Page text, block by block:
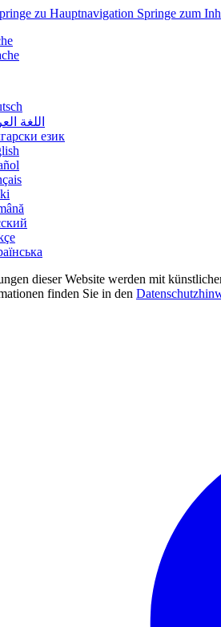
zu Hauptnavigation Springe zum
اللغة
език
dieser Website werden mit
finden Sie in den